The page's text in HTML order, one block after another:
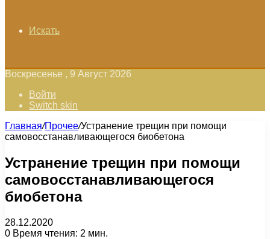
Искать
Воскресенье , 9 Август 2026
Войти
Switch skin
Главная/Прочее/Устранение трещин при помощи
самовосстанавливающегося биобетона
Устранение трещин при помощи
самовосстанавливающегося
биобетона
28.12.2020
0 Время чтения: 2 мин.